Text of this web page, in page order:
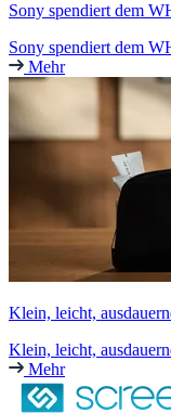
Sony spendiert dem
Sony spendiert dem
Mehr
Klein, leicht,
Klein, leicht,
Mehr